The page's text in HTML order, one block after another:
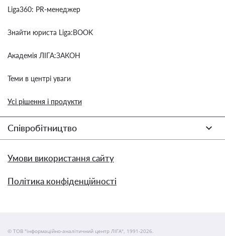
Liga360: PR-менеджер
Знайти юриста Liga:BOOK
Академія ЛІГА:ЗАКОН
Теми в центрі уваги
Усі рішення і продукти
Співробітництво
Умови використання сайту
Політика конфіденційності
© ТОВ "інформаційно-аналітичний центр ЛІГА", 1991-2026.